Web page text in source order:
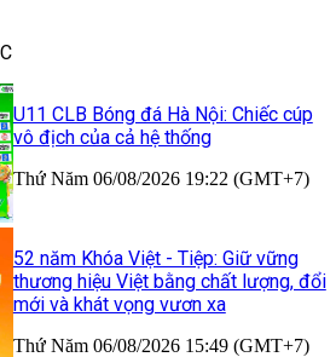
U11 CLB Bóng đá Hà Nội: Chiếc cúp
vô địch của cả hệ thống
Thứ Năm 06/08/2026 19:22 (GMT+7)
52 năm Khóa Việt - Tiệp: Giữ vững
thương hiệu Việt bằng chất lượng, đổi
mới và khát vọng vươn xa
Thứ Năm 06/08/2026 15:49 (GMT+7)